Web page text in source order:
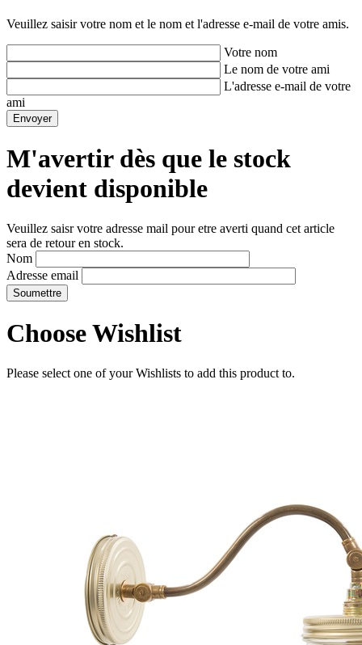
Veuillez saisir votre nom et le nom et l'adresse e-mail de votre amis.
Votre nom
Le nom de votre ami
L'adresse e-mail de votre
ami
M'avertir dès que le stock
devient disponible
Veuillez saisr votre adresse mail pour etre averti quand cet article
sera de retour en stock.
Nom
Adresse email
Choose Wishlist
Please select one of your Wishlists to add this product to.